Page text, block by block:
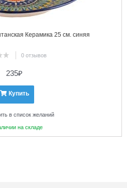
Керамика 25 см. синяя
0 отзывов
235₽
Купить
в список желаний
на складе